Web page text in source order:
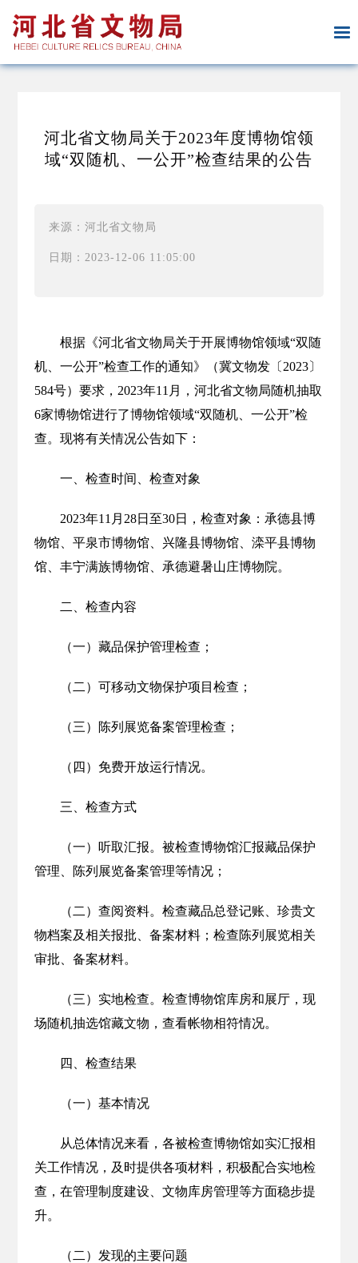
河北省文物局关于2023年度博物馆领
域“双随机、一公开”检查结果的公告
来源：河北省文物局
日期：2023-12-06 11:05:00
根据《河北省文物局关于开展博物馆领域“双随
机、一公开”检查工作的通知》（冀文物发〔2023〕
584号）要求，2023年11月，河北省文物局随机抽取
6家博物馆进行了博物馆领域“双随机、一公开”检
查。现将有关情况公告如下：
一、检查时间、检查对象
2023年11月28日至30日，检查对象：承德县博
物馆、平泉市博物馆、兴隆县博物馆、滦平县博物
馆、丰宁满族博物馆、承德避暑山庄博物院。
二、检查内容
（一）藏品保护管理检查；
（二）可移动文物保护项目检查；
（三）陈列展览备案管理检查；
（四）免费开放运行情况。
三、检查方式
（一）听取汇报。被检查博物馆汇报藏品保护
管理、陈列展览备案管理等情况；
（二）查阅资料。检查藏品总登记账、珍贵文
物档案及相关报批、备案材料；检查陈列展览相关
审批、备案材料。
（三）实地检查。检查博物馆库房和展厅，现
场随机抽选馆藏文物，查看帐物相符情况。
四、检查结果
（一）基本情况
从总体情况来看，各被检查博物馆如实汇报相
关工作情况，及时提供各项材料，积极配合实地检
查，在管理制度建设、文物库房管理等方面稳步提
升。
（二）发现的主要问题